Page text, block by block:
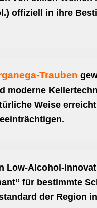
offiziell in ihre
Trauben
moderne
Weise
Low-Alcohol-
für bestimmte
der Region